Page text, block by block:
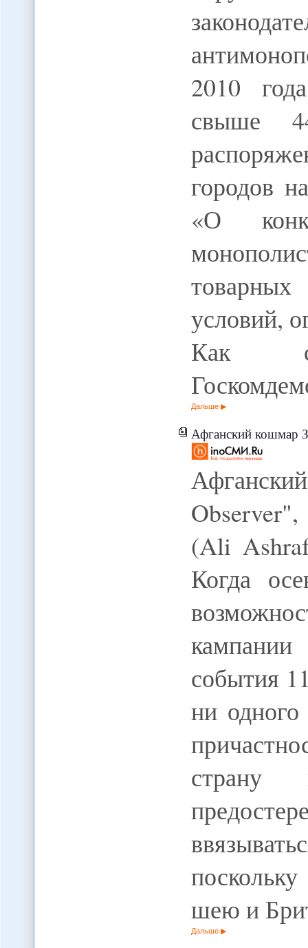
2010
свыше
городов
«О
условий,
Как
Дальше
Афганский
(Ali
Когда
события
ни
шею и
Дальше